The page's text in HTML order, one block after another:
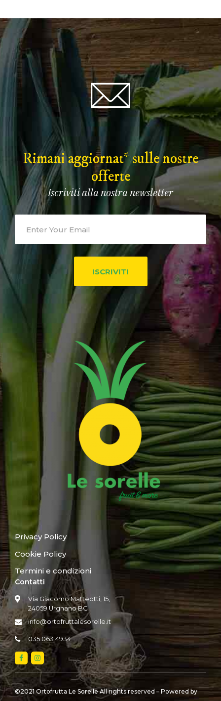
Rimani aggiornat* sulle nostre
offerte
Iscriviti alla nostra newsletter
Privacy Policy
Cookie Policy
Termini e condizioni
Contatti
Via Giacomo Matteotti, 15,
24059 Urgnano BG
info@ortofruttalesorelle.it
035 063 4934
©2021 Ortofrutta Le Sorelle All rights reserved – Powered by